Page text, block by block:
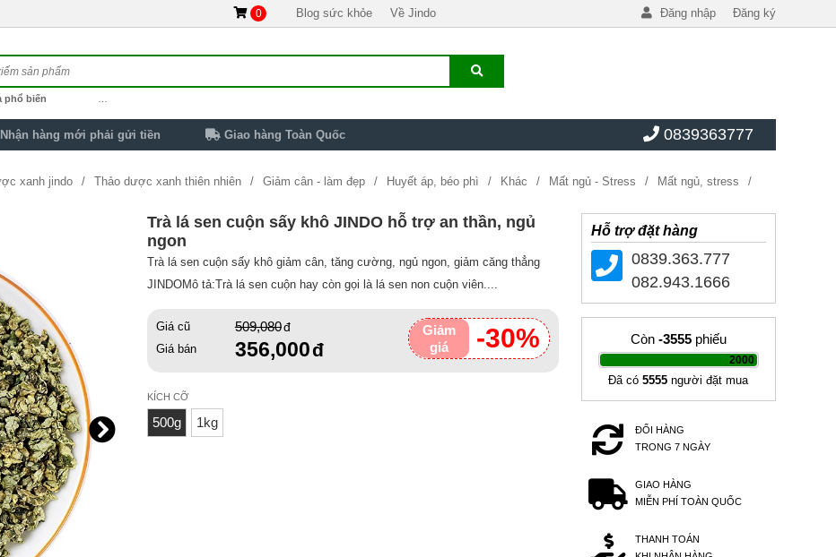
0 Blog sức khỏe Về Jindo Đăng nhập Đăng ký
phổ biến
hàng mới phải gửi tiền Giao hàng Toàn Quốc 0839363777
xanh jindo Thảo dược xanh thiên nhiên Giảm cân - làm đẹp Huyết áp, béo phì Khác Mất ngủ - Stress Mất ngủ, stress
sấy khô JINDO hỗ trợ an thần, ngủ ngonTrà lá sen cuộn sấy khô JINDO hỗ trợ an thần, ngủ
ngon
Trà lá sen cuộn sấy khô giảm cân, tăng cường, ngủ ngon, giảm căng thẳng
JINDOMô tả:Trà lá sen cuộn hay còn gọi là lá sen non cuộn viên....
Giảm
giá
-30%
Giá cũ 509,080
Giá bán 356,000
KÍCH CỠ
500g 1kg
Hỗ trợ đặt hàng
0839.363.777
082.943.1666
Còn -3555phiếu
2000
|
Đã có5555 người đặt mua
ĐỔI HÀNG
TRONG 7 NGÀY
GIAO HÀNG
MIỄN PHÍ TOÀN QUỐC
THANH TOÁN